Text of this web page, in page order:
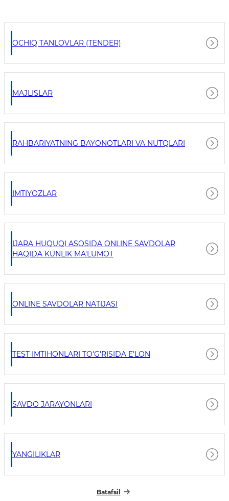
OCHIQ TANLOVLAR (TENDER)
MAJLISLAR
RAHBARIYATNING BAYONOTLARI VA NUTQLARI
IMTIYOZLAR
IJARA HUQUQI ASOSIDA ONLINE SAVDOLAR
HAQIDA KUNLIK MA'LUMOT
ONLINE SAVDOLAR NATIJASI
TEST IMTIHONLARI TO'G'RISIDA E'LON
SAVDO JARAYONLARI
YANGILIKLAR
Batafsil